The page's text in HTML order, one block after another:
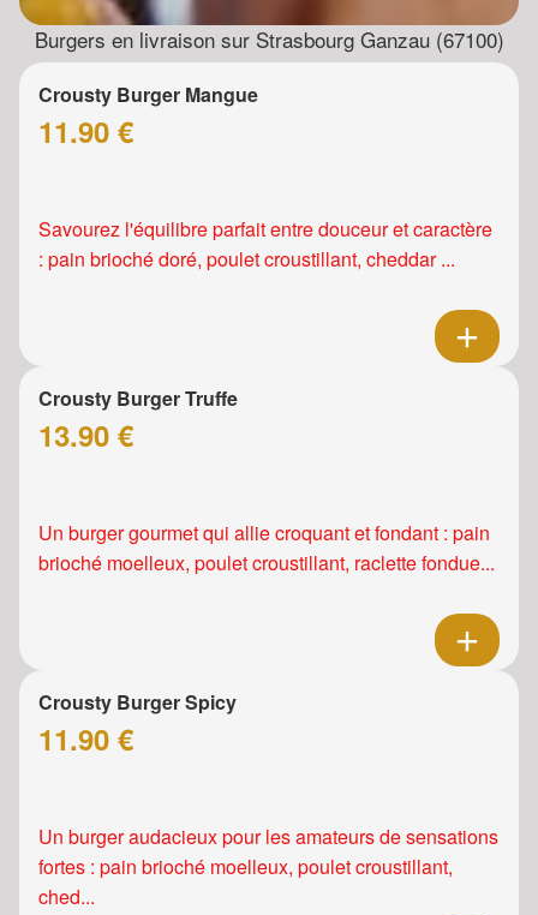
Burgers en livraison sur Strasbourg Ganzau (67100)
Crousty Burger Mangue
11.90 €
Savourez l'équilibre parfait entre douceur et caractère
: pain brioché doré, poulet croustillant, cheddar ...
Crousty Burger Truffe
13.90 €
Un burger gourmet qui allie croquant et fondant : pain
brioché moelleux, poulet croustillant, raclette fondue...
Crousty Burger Spicy
11.90 €
Un burger audacieux pour les amateurs de sensations
fortes : pain brioché moelleux, poulet croustillant,
ched...